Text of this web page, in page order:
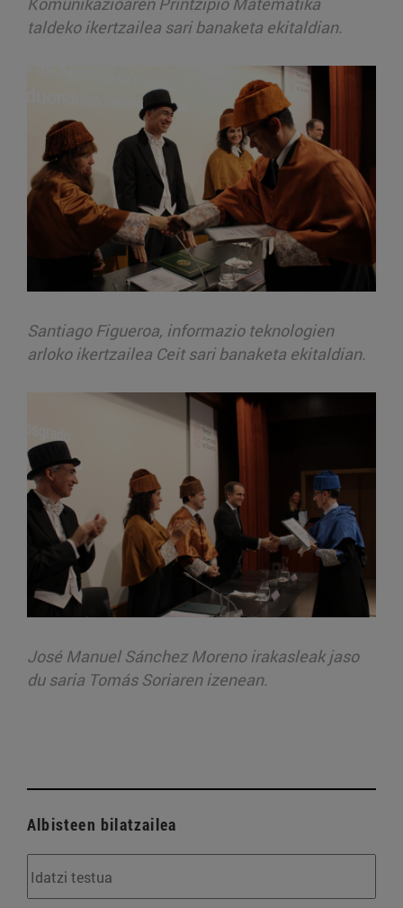
taldeko ikertzailea sari banaketa ekitaldian.
Santiago Figueroa, informazio teknologien
arloko ikertzailea Ceit sari banaketa ekitaldian.
José Manuel Sánchez Moreno irakasleak jaso
du saria Tomás Soriaren izenean.
Albisteen bilatzailea